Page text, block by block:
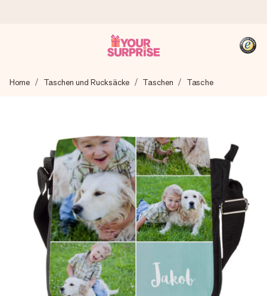
Wir bereiten dein Geschenk sorgfältig vor und schicken es
4,8 (basierend auf +15.000 Bewertungen)
Unsere Geschenke begeistern. Kunden bewerten uns mit
4,8 bei Google Reviews (Gesamtergebnis aller Länder, in
die wir versenden).
+49 39292 929695
Montag - Freitag : 8:30 - 17:00 Uhr
Samstag - Sonntag : 8:30 - 13:00 Uhr
Home Taschen und Rucksäcke Taschen Tasche